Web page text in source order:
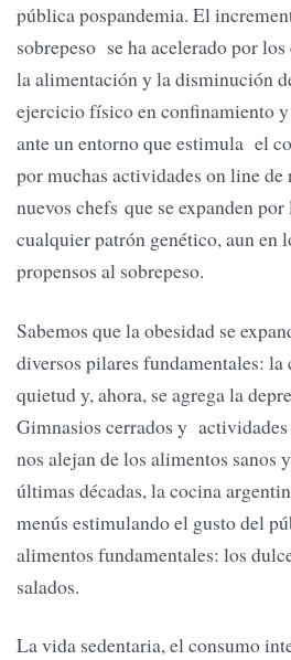
pública pospandemia. El
sobrepeso se ha acelerado por
la alimentación y la disminución
ejercicio físico en confinamiento
ante un entorno que estimula el
por muchas actividades on line de
nuevos chefs que se expanden
cualquier patrón genético, aun en
propensos al sobrepeso.
Sabemos que la obesidad se
diversos pilares fundamentales: la
quietud y, ahora, se agrega la
Gimnasios cerrados y actividades
nos alejan de los alimentos sanos
últimas décadas, la cocina
menús estimulando el gusto del
alimentos fundamentales: los
salados.
La vida sedentaria, el consumo